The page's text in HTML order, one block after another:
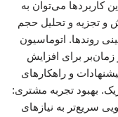
کاربردها می‌توان به
و تجزیه و تحلیل حجم
روندها. اتوماسیون
برای افزایش
و راهکارهای
بهبود تجربه مشتری:
سریع‌تر به نیازهای